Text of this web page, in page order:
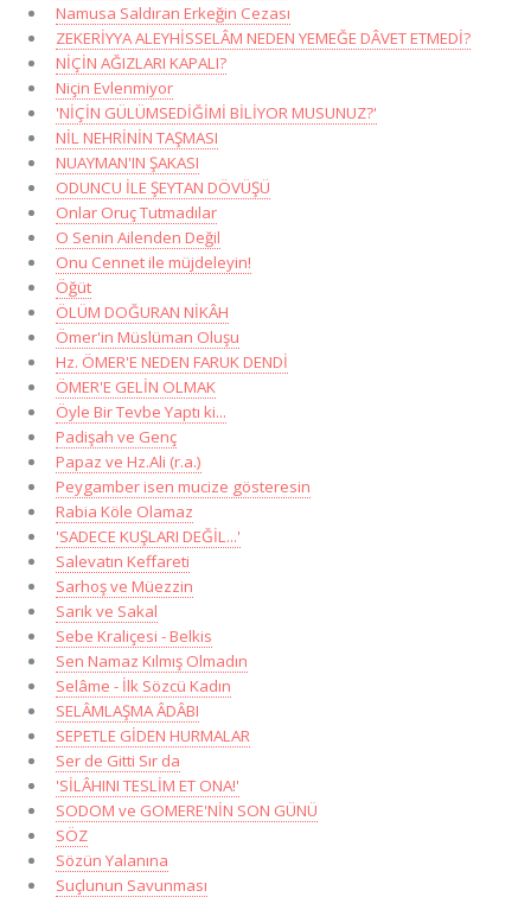
Namusa Saldıran Erkeğin Cezası
ZEKERİYYA ALEYHİSSELÂM NEDEN YEMEĞE DÂVET ETMEDİ?
NİÇİN AĞIZLARI KAPALI?
Niçin Evlenmiyor
'NİÇİN GÜLÜMSEDİĞİMİ BİLİYOR MUSUNUZ?'
NİL NEHRİNİN TAŞMASI
NUAYMAN'IN ŞAKASI
ODUNCU İLE ŞEYTAN DÖVÜŞÜ
Onlar Oruç Tutmadılar
O Senin Ailenden Değil
Onu Cennet ile müjdeleyin!
Öğüt
ÖLÜM DOĞURAN NİKÂH
Ömer'in Müslüman Oluşu
Hz. ÖMER'E NEDEN FARUK DENDİ
ÖMER'E GELİN OLMAK
Öyle Bir Tevbe Yaptı ki...
Padişah ve Genç
Papaz ve Hz.Ali (r.a.)
Peygamber isen mucize gösteresin
Rabia Köle Olamaz
'SADECE KUŞLARI DEĞİL...'
Salevatın Keffareti
Sarhoş ve Müezzin
Sarık ve Sakal
Sebe Kraliçesi - Belkis
Sen Namaz Kılmış Olmadın
Selâme - İlk Sözcü Kadın
SELÂMLAŞMA ÂDÂBI
SEPETLE GİDEN HURMALAR
Ser de Gitti Sır da
'SİLÂHINI TESLİM ET ONA!'
SODOM ve GOMERE'NİN SON GÜNÜ
SÖZ
Sözün Yalanına
Suçlunun Savunması